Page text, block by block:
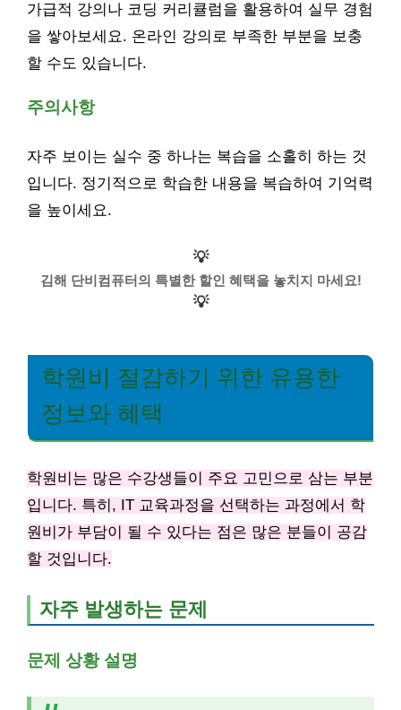
가급적 강의나 코딩 커리큘럼을 활용하여 실무 경험
을 쌓아보세요. 온라인 강의로 부족한 부분을 보충
할 수도 있습니다.
주의사항
자주 보이는 실수 중 하나는 복습을 소홀히 하는 것
입니다. 정기적으로 학습한 내용을 복습하여 기억력
을 높이세요.
💡
김해 단비컴퓨터의 특별한 할인 혜택을 놓치지 마세요!
💡
학원비 절감하기 위한 유용한
정보와 혜택
학원비는 많은 수강생들이 주요 고민으로 삼는 부분
입니다. 특히, IT 교육과정을 선택하는 과정에서 학
원비가 부담이 될 수 있다는 점은 많은 분들이 공감
할 것입니다.
자주 발생하는 문제
문제 상황 설명